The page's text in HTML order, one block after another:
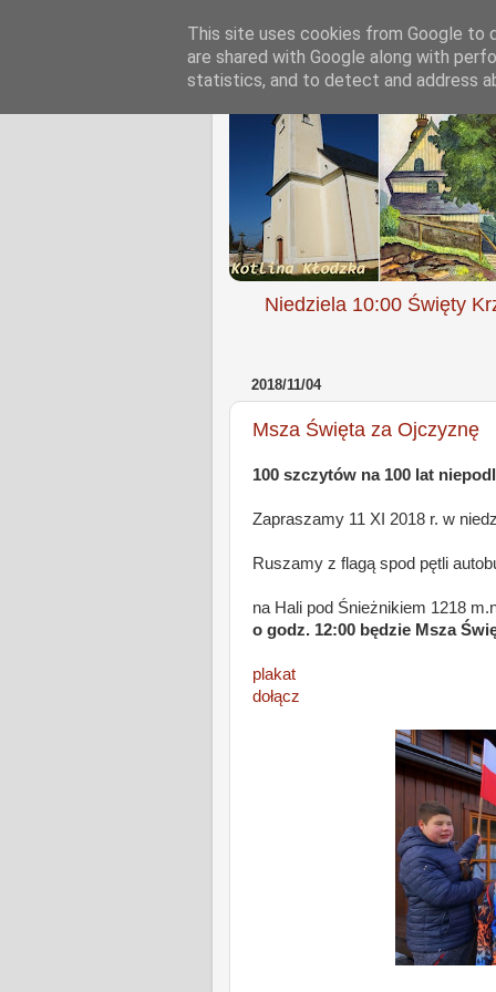
Niedziela 10:00 Święty
2018/11/04
Msza Święta za Ojczyznę
100 szczytów na 100 lat
Zapraszamy 11 XI 2018 r. w
Ruszamy z flagą spod pętli
na Hali pod Śnieżnikiem 1218
o godz. 12:00 będzie Msza
plakat
dołącz
This site uses cookies from Google to
are shared with Google along with
statistics, and to detect and address